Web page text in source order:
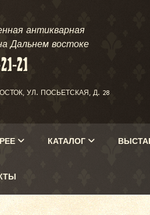
антикварная
Дальнем востоке
УЛ. ПОСЬЕТСКАЯ, Д. 28
КАТАЛОГ